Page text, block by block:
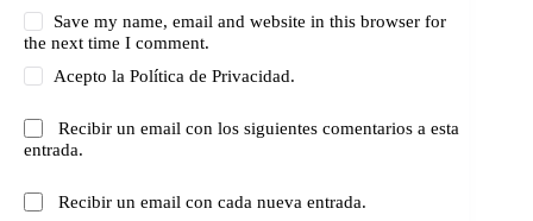
Save my name, email and website in this browser for
the next time I comment.
Acepto laPolítica de Privacidad.
Recibir un email con los siguientes comentarios a esta
entrada.
Recibir un email con cada nueva entrada.